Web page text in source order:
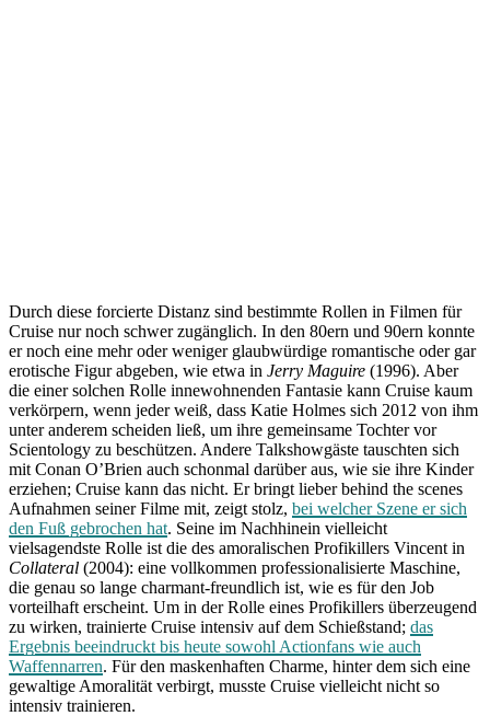
Durch diese forcierte Distanz sind bestimmte Rollen in Filmen für
Cruise nur noch schwer zugänglich. In den 80ern und 90ern konnte
er noch eine mehr oder weniger glaubwürdige romantische oder gar
erotische Figur abgeben, wie etwa in Jerry Maguire (1996). Aber
die einer solchen Rolle innewohnenden Fantasie kann Cruise kaum
verkörpern, wenn jeder weiß, dass Katie Holmes sich 2012 von ihm
unter anderem scheiden ließ, um ihre gemeinsame Tochter vor
Scientology zu beschützen. Andere Talkshowgäste tauschten sich
mit Conan O’Brien auch schonmal darüber aus, wie sie ihre Kinder
erziehen; Cruise kann das nicht. Er bringt lieber behind the scenes
Aufnahmen seiner Filme mit, zeigt stolz, bei welcher Szene er sich
den Fuß gebrochen hat. Seine im Nachhinein vielleicht
vielsagendste Rolle ist die des amoralischen Profikillers Vincent in
Collateral (2004): eine vollkommen professionalisierte Maschine,
die genau so lange charmant-freundlich ist, wie es für den Job
vorteilhaft erscheint. Um in der Rolle eines Profikillers überzeugend
zu wirken, trainierte Cruise intensiv auf dem Schießstand; das
Ergebnis beeindruckt bis heute sowohl Actionfans wie auch
Waffennarren. Für den maskenhaften Charme, hinter dem sich eine
gewaltige Amoralität verbirgt, musste Cruise vielleicht nicht so
intensiv trainieren.